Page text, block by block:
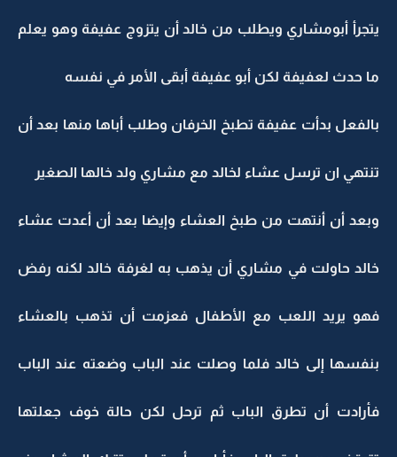
يتجرأ أبومشاري ويطلب من خالد أن يتزوج عفيفة وهو يعلم
ما حدث لعفيفة لكن أبو عفيفة أبقى الأمر في نفسه
بالفعل بدأت عفيفة تطبخ الخرفان وطلب أباها منها بعد أن
تنتهي ان ترسل عشاء لخالد مع مشاري ولد خالها الصغير
وبعد أن أنتهت من طبخ العشاء وإيضا بعد أن أعدت عشاء
خالد حاولت في مشاري أن يذهب به لغرفة خالد لكنه رفض
فهو يريد اللعب مع الأطفال فعزمت أن تذهب بالعشاء
بنفسها إلى خالد فلما وصلت عند الباب وضعته عند الباب
فأرادت أن تطرق الباب ثم ترحل لكن حالة خوف جعلتها